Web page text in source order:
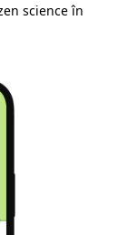
science în